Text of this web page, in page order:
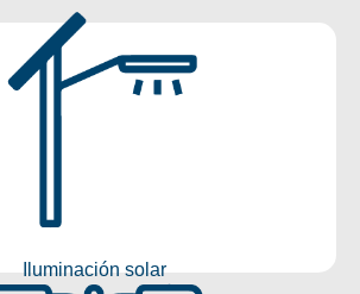
Iluminación solar
Iluminación Solar